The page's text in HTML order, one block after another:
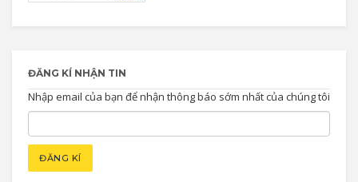
ĐĂNG KÍ NHẬN TIN
Nhập email của bạn để nhận thông báo sớm nhất của chúng tôi